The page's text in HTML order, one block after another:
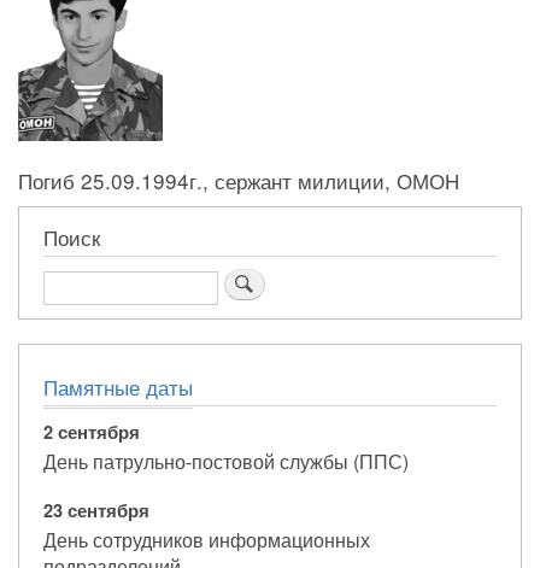
Погиб 25.09.1994г., сержант милиции, ОМОН
Поиск
Поиск
Памятные даты
2 сентября
День патрульно-постовой службы (ППС)
23 сентября
День сотрудников информационных